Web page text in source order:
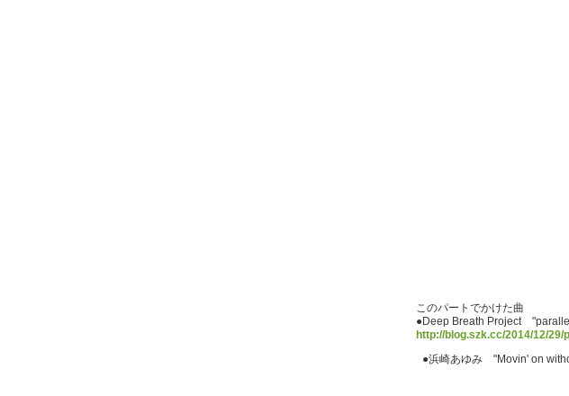
このパートでかけた曲
●Deep Breath Project
http://blog.szk.cc/2014/12/
●浜崎あゆみ "Movin' on